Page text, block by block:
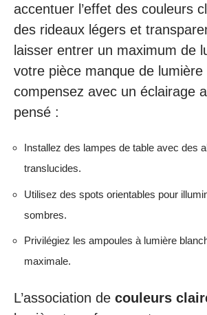
accentuer l’effet des couleurs
des rideaux légers et
laisser entrer un maximum de
votre pièce manque de lumière
compensez avec un éclairage
pensé :
Installez des lampes de table avec des
translucides.
Utilisez des spots orientables pour
sombres.
Privilégiez les ampoules à lumière
maximale.
L’association de couleurs